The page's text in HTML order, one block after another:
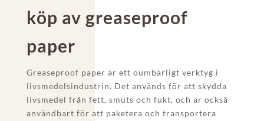
köp av greaseproof
paper
Greaseproof paper är ett oumbärligt verktyg i
livsmedelsindustrin. Det används för att skydda
livsmedel från fett, smuts och fukt, och är också
användbart för att paketera och transportera